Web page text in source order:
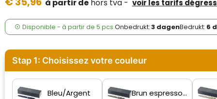
Fresh 'n Rebel
GolfOriginals
James Harvest
Kingcap
à partir dehors tva - voir les tarifs
Disponible - à partir de 5 pcs.Onbedrukt:3 dagenBedrukt: 6
Stap 1: Choisissez votre couleur
Bleu/Argent Brun espresso/Noir